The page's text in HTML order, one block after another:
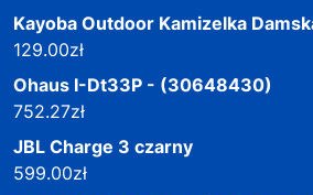
Kayoba Outdoor Kamizelka
129.00zł
Ohaus I-Dt33P - (30648430)
752.27zł
JBL Charge 3 czarny
599.00zł